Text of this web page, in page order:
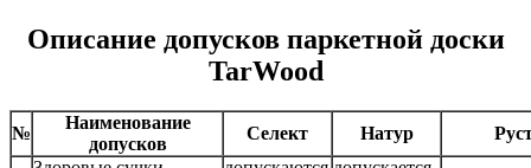
Описание допусков паркетной доски
TarWood
№
Наименование
допусков
Селект Натур